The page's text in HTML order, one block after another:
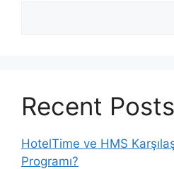
Recent Posts
HotelTime ve HMS
Programı?